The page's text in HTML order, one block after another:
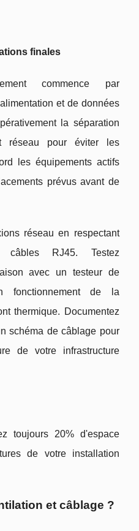
finales
commence par
et de données
la séparation
réseau pour éviter les
les équipements actifs
prévus avant de
réseau en respectant
RJ45. Testez
avec un testeur de
fonctionnement de la
thermique. Documentez
schéma de câblage pour
de votre infrastructure
toujours 20% d'espace
de votre installation
et câblage ?